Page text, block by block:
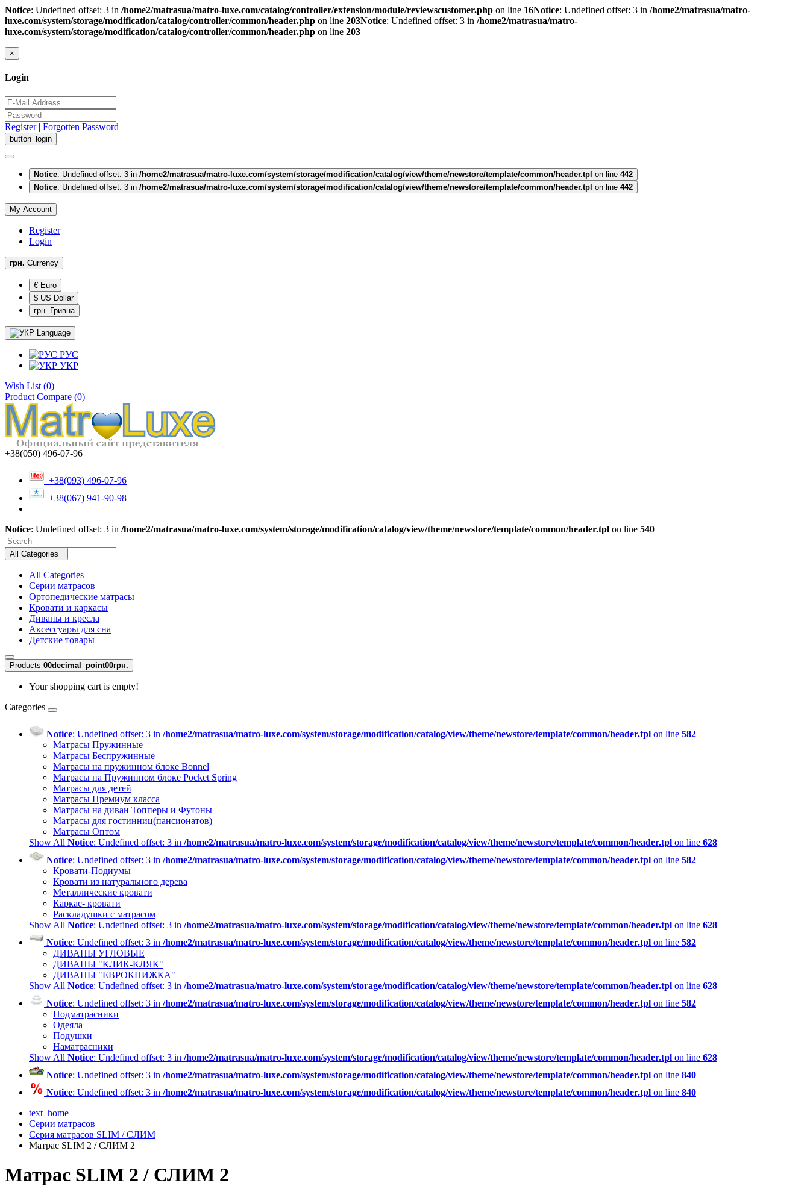
Notice: Undefined offset: 3 in /home2/matrasua/matro-luxe.com/catalog/controller/extension/module/reviewscustomer.php on line 16Notice: Undefined offset: 3 in /home2/matrasua/matro-
luxe.com/system/storage/modification/catalog/controller/common/header.php on line 203Notice: Undefined offset: 3 in /home2/matrasua/matro-
luxe.com/system/storage/modification/catalog/controller/common/header.php on line 203
×
Login
Register| Forgotten Password
Notice: Undefined offset: 3 in /home2/matrasua/matro-luxe.com/system/storage/modification/catalog/view/theme/newstore/template/common/header.tpl on line 442
Notice: Undefined offset: 3 in /home2/matrasua/matro-luxe.com/system/storage/modification/catalog/view/theme/newstore/template/common/header.tpl on line 442
My Account
Register
Login
грн. Currency
€ Euro
$ US Dollar
грн. Гривна
Language
РУС
УКР
Wish List (0)
Product Compare (0)
+38(050) 496-07-96
+38(093) 496-07-96
+38(067) 941-90-98
Notice: Undefined offset: 3 in /home2/matrasua/matro-luxe.com/system/storage/modification/catalog/view/theme/newstore/template/common/header.tpl on line 540
All Categories
All Categories
Серии матрасов
Ортопедические матрасы
Кровати и каркасы
Диваны и кресла
Аксессуары для сна
Детские товары
Products 00decimal_point00грн.
Your shopping cart is empty!
Categories
Notice: Undefined offset: 3 in /home2/matrasua/matro-luxe.com/system/storage/modification/catalog/view/theme/newstore/template/common/header.tpl on line 582
Матрасы Пружинные
Матрасы Беспружинные
Матрасы на пружинном блоке Bonnel
Матрасы на Пружинном блоке Pocket Spring
Матрасы для детей
Матрасы Премиум класса
Матрасы на диван Топперы и Футоны
Матрасы для гостинниц(пансионатов)
Матрасы Оптом
Show All Notice: Undefined offset: 3 in /home2/matrasua/matro-luxe.com/system/storage/modification/catalog/view/theme/newstore/template/common/header.tpl on line 628
Notice: Undefined offset: 3 in /home2/matrasua/matro-luxe.com/system/storage/modification/catalog/view/theme/newstore/template/common/header.tpl on line 582
Кровати-Подиумы
Кровати из натурального дерева
Металлические кровати
Каркас- кровати
Раскладушки с матрасом
Show All Notice: Undefined offset: 3 in /home2/matrasua/matro-luxe.com/system/storage/modification/catalog/view/theme/newstore/template/common/header.tpl on line 628
Notice: Undefined offset: 3 in /home2/matrasua/matro-luxe.com/system/storage/modification/catalog/view/theme/newstore/template/common/header.tpl on line 582
ДИВАНЫ УГЛОВЫЕ
ДИВАНЫ "КЛИК-КЛЯК"
ДИВАНЫ "ЕВРОКНИЖКА"
Show All Notice: Undefined offset: 3 in /home2/matrasua/matro-luxe.com/system/storage/modification/catalog/view/theme/newstore/template/common/header.tpl on line 628
Notice: Undefined offset: 3 in /home2/matrasua/matro-luxe.com/system/storage/modification/catalog/view/theme/newstore/template/common/header.tpl on line 582
Подматрасники
Одеяла
Подушки
Наматрасники
Show All Notice: Undefined offset: 3 in /home2/matrasua/matro-luxe.com/system/storage/modification/catalog/view/theme/newstore/template/common/header.tpl on line 628
Notice: Undefined offset: 3 in /home2/matrasua/matro-luxe.com/system/storage/modification/catalog/view/theme/newstore/template/common/header.tpl on line 840
Notice: Undefined offset: 3 in /home2/matrasua/matro-luxe.com/system/storage/modification/catalog/view/theme/newstore/template/common/header.tpl on line 840
text_home
Серии матрасов
Серия матрасов SLIM / СЛИМ
Матрас SLIM 2 / СЛИМ 2
Матрас SLIM 2 / СЛИМ 2